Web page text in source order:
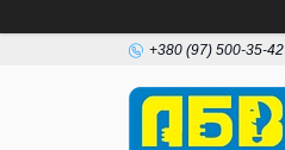
+380 (97) 500-35-42